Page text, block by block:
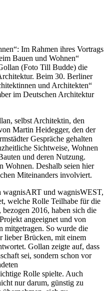
Im Rahmen ihres Vortrags
Bauen und Wohnen“
(Foto Till Budde) die
Beim 30. Berliner
und Architekten“
im Deutschen Architektur
selbst Architektin, den
Martin Heidegger, den der
Gespräche gehalten
Sichtweise, Wohnen
und deren Nutzung.
Wohnen. Deshalb seien hier
Miteinanders involviert.
und wagnisWEST,
welche Rolle Teilhabe für die
2016, haben sich die
angeeignet und von
mitgetragen. So wurde die
lieber Brücken, mit einem
Gollan zeigte auf, dass
sei, sondern schon vor
Rolle spielte. Auch
nur darum, günstig zu